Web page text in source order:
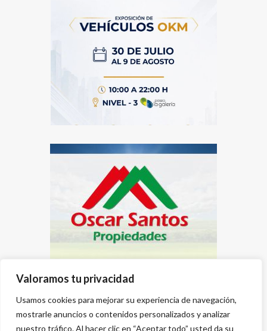
Valoramos tu privacidad
Usamos cookies para mejorar su experiencia de navegación,
mostrarle anuncios o contenidos personalizados y analizar
nuestro tráfico. Al hacer clic en “Aceptar todo” usted da su